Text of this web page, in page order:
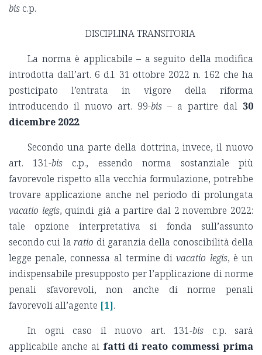
bis c.p.
DISCIPLINA TRANSITORIA
La norma è applicabile – a seguito della modifica
introdotta dall’art. 6 d.l. 31 ottobre 2022 n. 162 che ha
posticipato l’entrata in vigore della riforma
introducendo il nuovo art. 99-bis – a partire dal 30
dicembre 2022.
Secondo una parte della dottrina, invece, il nuovo
art. 131-bis c.p., essendo norma sostanziale più
favorevole rispetto alla vecchia formulazione, potrebbe
trovare applicazione anche nel periodo di prolungata
vacatio legis, quindi già a partire dal 2 novembre 2022:
tale opzione interpretativa si fonda sull’assunto
secondo cui laratio di garanzia della conoscibilità della
legge penale, connessa al termine divacatio legis, è un
indispensabile presupposto per l’applicazione di norme
penali sfavorevoli, non anche di norme penali
favorevoli all’agente [1].
In ogni caso il nuovo art. 131-bis c.p. sarà
applicabile anche ai fatti di reato commessi prima